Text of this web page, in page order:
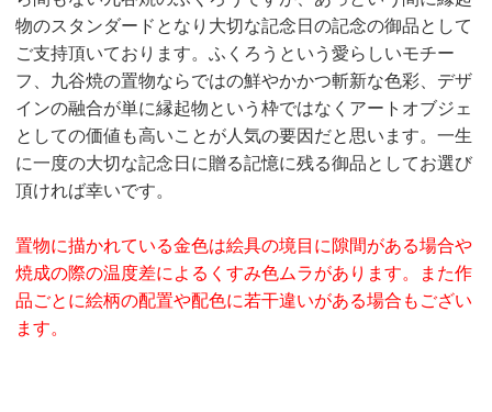
物のスタンダードとなり大切な記念日の記念の御品として
ご支持頂いております。ふくろうという愛らしいモチー
フ、九谷焼の置物ならではの鮮やかかつ斬新な色彩、デザ
インの融合が単に縁起物という枠ではなくアートオブジェ
としての価値も高いことが人気の要因だと思います。一生
に一度の大切な記念日に贈る記憶に残る御品としてお選び
頂ければ幸いです。
置物に描かれている金色は絵具の境目に隙間がある場合や
焼成の際の温度差によるくすみ色ムラがあります。また作
品ごとに絵柄の配置や配色に若干違いがある場合もござい
ます。